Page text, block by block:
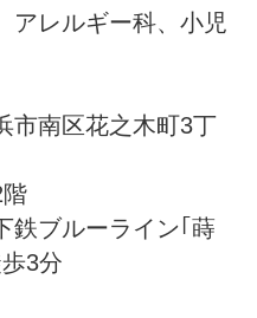
アレルギー科、小児
市南区花之木町3丁
鉄ブルーライン｢蒔
3分